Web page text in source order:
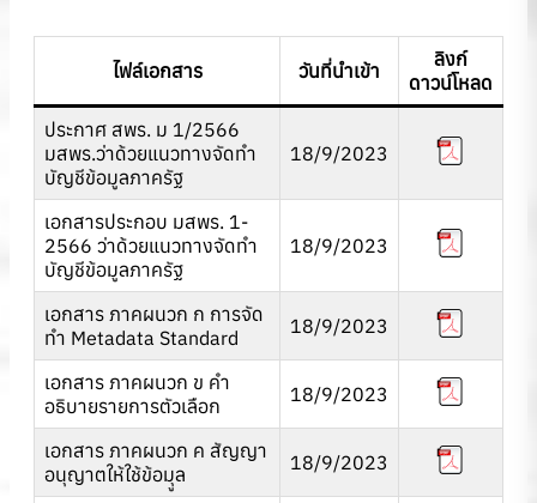
ไฟล์เอกสาร วันที่นำเข้า
ลิงก์
ดาวน์โหลด
ประกาศ สพร. ม 1/2566
มสพร.ว่าด้วยแนวทางจัดทำ
บัญชีข้อมูลภาครัฐ
18/9/2023
เอกสารประกอบ มสพร. 1-
2566 ว่าด้วยแนวทางจัดทำ
บัญชีข้อมูลภาครัฐ
18/9/2023
เอกสาร ภาคผนวก ก การจัด
ทำ Metadata Standard
18/9/2023
เอกสาร ภาคผนวก ข คำ
อธิบายรายการตัวเลือก
18/9/2023
เอกสาร ภาคผนวก ค สัญญา
อนุญาตให้ใช้ข้อมุูล
18/9/2023